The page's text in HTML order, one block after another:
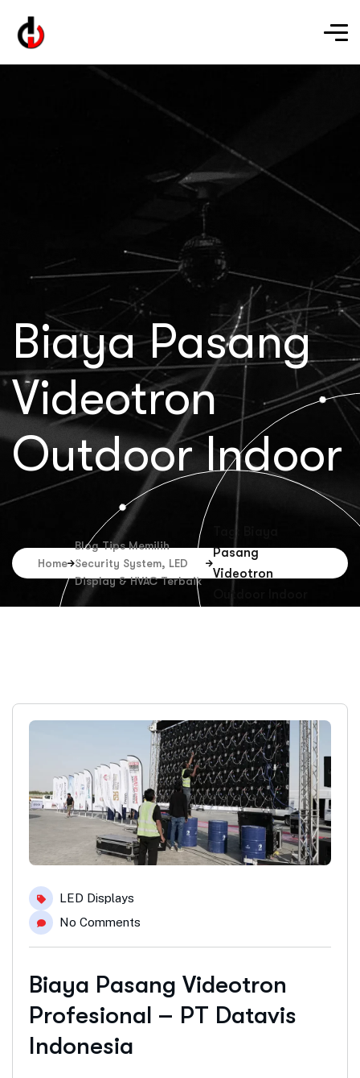
Biaya Pasang
Videotron
Outdoor Indoor
Home
Blog Tips Memilih
Security System, LED
Display & HVAC Terbaik
Pasang
Videotron
Outdoor Indoor
LED Displays
No Comments
Biaya Pasang Videotron
Profesional – PT Datavis
Indonesia